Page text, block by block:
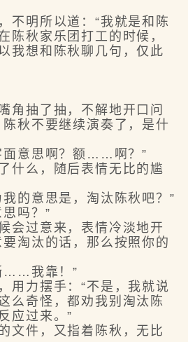
明所以道：“我就是和陈
陈秋家乐团打工的时候，
我想和陈秋聊几句，仅此
抽了抽，不解地开口问
秋不要继续演奏了，是什
意思啊？额……啊？”
么，随后表情无比的尴
的意思是，淘汰陈秋吧？”
吗？”
过意来，表情冷淡地开
要淘汰的话，那么按照你的
我靠！”
力摆手：“不是，我就说
么奇怪，都劝我别淘汰陈
应过来。”
件，又指着陈秋，无比